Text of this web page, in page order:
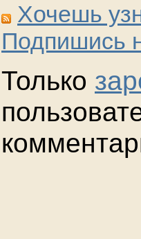
Хочешь
Подпишись
Только